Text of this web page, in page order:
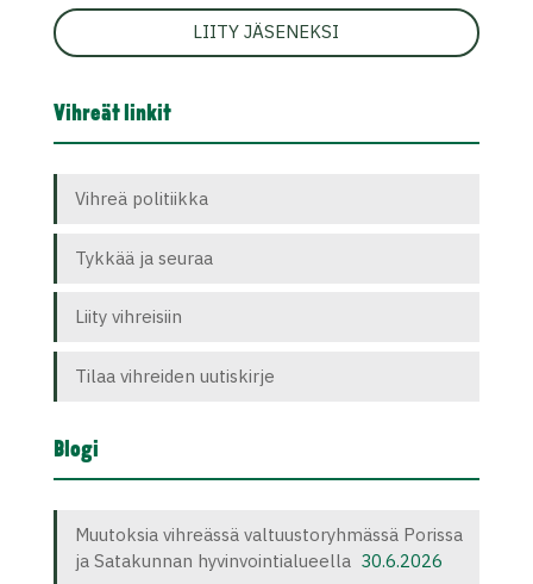
LIITY JÄSENEKSI
Vihreät linkit
Vihreä politiikka
Tykkää ja seuraa
Liity vihreisiin
Tilaa vihreiden uutiskirje
Blogi
Muutoksia vihreässä valtuustoryhmässä Porissa
ja Satakunnan hyvinvointialueella 30.6.2026